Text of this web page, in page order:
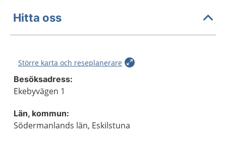
Hitta oss
Större karta och reseplanerare
Besöksadress:
Ekebyvägen 1
Län, kommun:
Södermanlands län, Eskilstuna